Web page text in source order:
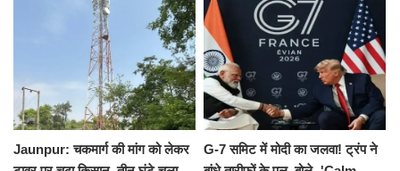
संकल्प
Jaunpur: चकमार्ग की मांग को लेकर
G-7 समिट में मोदी का जलवा! ट्रंप ने